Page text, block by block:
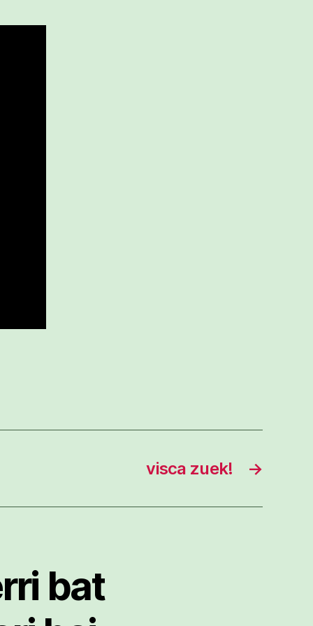
→
visca zuek!
bat